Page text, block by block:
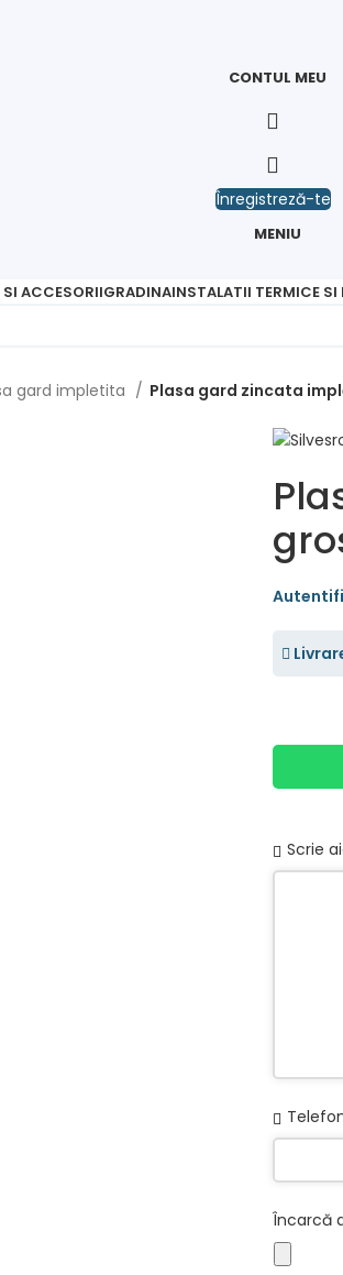
CONTUL MEU
Înregistreză-te
MENIU
SI ACCESORIIGRADINAINSTALATII TERMICE SI
gard impletita
Plasa gard zincata
Scrie
Email
Address *
Încarcă